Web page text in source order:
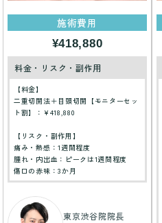
施術費用
¥418,880
料金・リスク・副作用
【料金】
二重切開法＋目頭切開【モニターセッ
ト割】：¥418,880
【リスク・副作用】
痛み・熱感：1週間程度
腫れ・内出血：ピークは1週間程度
傷口の赤味：3か月
東京渋谷院院長